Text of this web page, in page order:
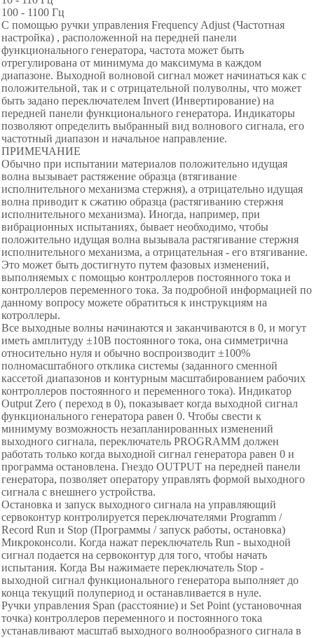
100 - 1100 Гц
С помощью ручки управления Frequency Adjust (Частотная
настройка) , расположенной на передней панели
функционального генератора, частота может быть
отрегулирована от минимума до максимума в каждом
диапазоне. Выходной волновой сигнал может начинаться как с
положительной, так и с отрицательной полуволны, что может
быть задано переключателем Invert (Инвертирование) на
передней панели функционального генератора. Индикаторы
позволяют определить выбранный вид волнового сигнала, его
частотный диапазон и начальное направление.
ПРИМЕЧАНИЕ
Обычно при испытании материалов положительно идущая
волна вызывает растяжение образца (втягивание
исполнительного механизма стержня), а отрицательно идущая
волна приводит к сжатию образца (растягиванию стержня
исполнительного механизма). Иногда, например, при
вибрационных испытаниях, бывает необходимо, чтобы
положительно идущая волна вызывала растягивание стержня
исполнительного механизма, а отрицательная - его втягивание.
Это может быть достигнуто путем фазовых изменений,
выполняемых с помощью контроллеров постоянного тока и
контроллеров переменного тока. За подробной информацией по
данному вопросу можете обратиться к инструкциям на
котроллеры.
Все выходные волны начинаются и заканчиваются в 0, и могут
иметь амплитуду ±10В постоянного тока, она симметрична
относительно нуля и обычно воспроизводит ±100%
полномасштабного отклика системы (заданного сменной
кассетой диапазонов и контурным масштабированием рабочих
контроллеров постоянного и переменного тока). Индикатор
Output Zero ( переход в 0), показывает когда выходной сигнал
функционального генератора равен 0. Чтобы свести к
минимуму возможность незапланированных изменений
выходного сигнала, переключатель PROGRAMM должен
работать только когда выходной сигнал генератора равен 0 и
программа остановлена. Гнездо OUTPUT на передней панели
генератора, позволяет оператору управлять формой выходного
сигнала с внешнего устройства.
Остановка и запуск выходного сигнала на управляющий
сервоконтур контролируется переключателями Programm /
Record Run и Stop (Программы / запуск работы, остановка)
Микроконсоли. Когда нажат переключатель Run - выходной
сигнал подается на сервоконтур для того, чтобы начать
испытания. Когда Вы нажимаете переключатель Stop -
выходной сигнал функционального генератора выполняет до
конца текущий полупериод и останавливается в нуле.
Ручки управления Span (расстояние) и Set Point (установочная
точка) контроллеров переменного и постоянного тока
устанавливают масштаб выходного волнообразного сигнала в